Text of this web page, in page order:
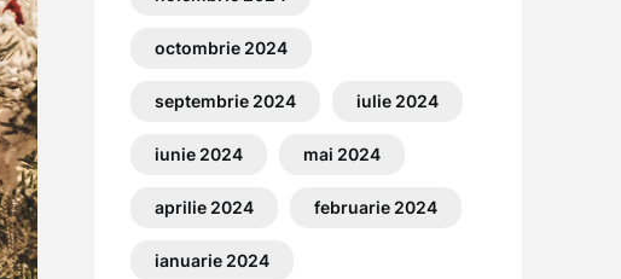
octombrie 2024
septembrie 2024 iulie 2024
iunie 2024 mai 2024
aprilie 2024 februarie 2024
ianuarie 2024